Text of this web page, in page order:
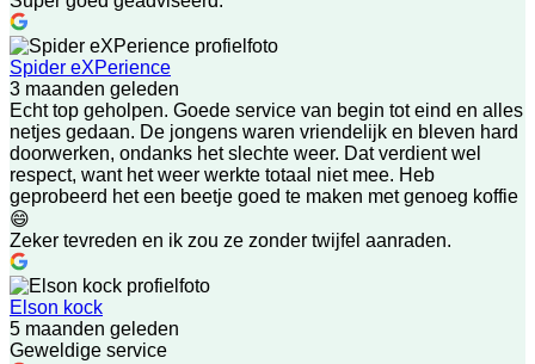
Spider eXPerience
3 maanden geleden
Echt top geholpen. Goede service van begin tot eind en alles
netjes gedaan. De jongens waren vriendelijk en bleven hard
doorwerken, ondanks het slechte weer. Dat verdient wel
respect, want het weer werkte totaal niet mee. Heb
geprobeerd het een beetje goed te maken met genoeg koffie
😄
Zeker tevreden en ik zou ze zonder twijfel aanraden.
Elson kock
5 maanden geleden
Geweldige service